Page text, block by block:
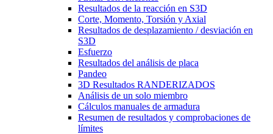
Resultados de la reacción en S3D
Corte, Momento, Torsión y Axial
Resultados de desplazamiento / desviación en
S3D
Esfuerzo
Resultados del análisis de placa
Pandeo
3D Resultados RANDERIZADOS
Análisis de un solo miembro
Cálculos manuales de armadura
Resumen de resultados y comprobaciones de
límites